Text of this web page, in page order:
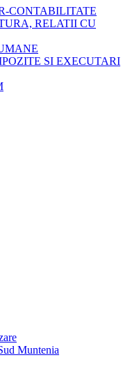
CONTABILITATE
RELATII CU
SI EXECUTARI
Muntenia